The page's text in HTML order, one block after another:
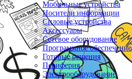
Мобильные устройства
Носители информации
Силовые устройства
Аксессуары
Сетевое оборудование
Программное обеспечение
Готовые решения
Периферия
Электрооборудование